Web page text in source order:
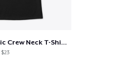
Episode 50 Classic Crew Neck T-Shirt
$23